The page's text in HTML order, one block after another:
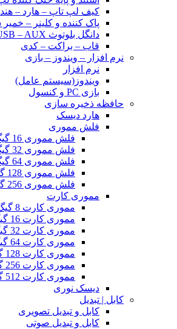
کیف لپ تاپ – هارد –
پاک کننده و کلینر –
دانگل بلوتوث USB – AUX
قاب – براکت – کدی
نرم افزار – ویندوز – بازی
نرم افزار
ویندوز(سیستم عامل)
بازی PC و کنسول
حافظه ذخیره سازی
هارد دیسک
فلش مموری
فلش مموری 16 گیگ
فلش مموری 32 گیگ
فلش مموری 64 گیگ
فلش مموری 128 گیگ
فلش مموری 256 گیگ
مموری کارت
مموری کارت 8 گیگ
مموری کارت 16 گیگ
مموری کارت 32 گیگ
مموری کارت 64 گیگ
مموری کارت 128 گیگ
مموری کارت 256 گیگ
مموری کارت 512 گیگ
دیسک نوری
کابل | تبدیل
کابل و تبدیل تصویری
کابل و تبدیل صوتی